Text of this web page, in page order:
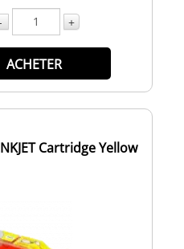
+
ACHETER
Cartridge Yellow